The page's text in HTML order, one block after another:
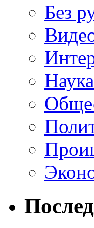
Без
Наука